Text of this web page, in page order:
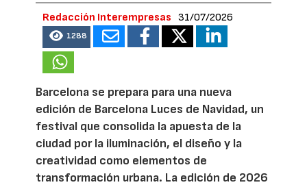
Redacción Interempresas 31/07/2026
1288
Barcelona se prepara para una nueva
edición de Barcelona Luces de Navidad, un
festival que consolida la apuesta de la
ciudad por la iluminación, el diseño y la
creatividad como elementos de
transformación urbana. La edición de 2026